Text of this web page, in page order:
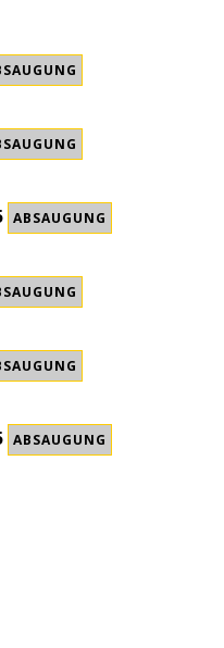
ABSAUGUNG
ABSAUGUNG